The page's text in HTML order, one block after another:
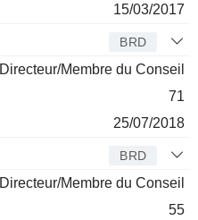
15/03/2017
BRD
Directeur/Membre du Conseil
71
25/07/2018
BRD
Directeur/Membre du Conseil
55